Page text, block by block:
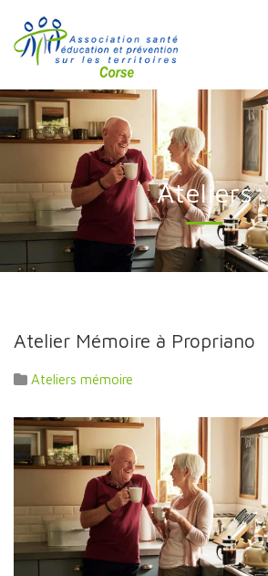
Ateliers
Atelier Mémoire à Propriano
Ateliers mémoire